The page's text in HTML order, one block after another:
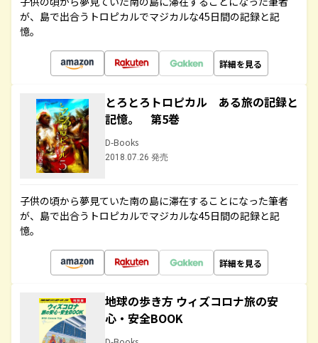
が、島で出合うトロピカルでマジカルな45日間の記録と記
憶。
詳細を見る
とろとろトロピカル ある旅の記録と
記憶。 第5巻
D-Books
2018.07.26 発売
子供の頃から夢見ていた南の島に滞在することになった筆者
が、島で出合うトロピカルでマジカルな45日間の記録と記
憶。
詳細を見る
地球の歩き方 ウィズコロナ旅の安
心・安全BOOK